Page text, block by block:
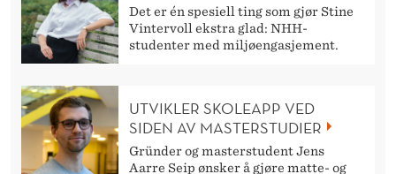
Det er én spesiell ting som gjør Stine
Vintervoll ekstra glad: NHH-
studenter med miljøengasjement.
UTVIKLER SKOLEAPP VED
SIDEN AV MASTERSTUDIER
Gründer og masterstudent Jens
Aarre Seip ønsker å gjøre matte- og